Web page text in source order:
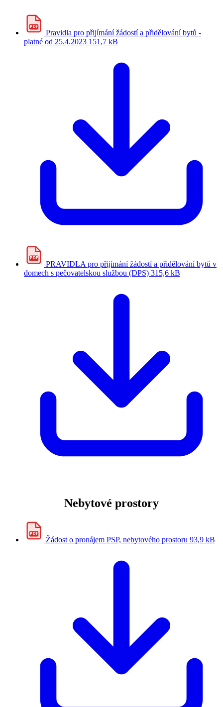
PDF
Pravidla pro přijímání žádostí a přidělování bytů -
platné od 25.4.2023 151,7 kB
PDF
PRAVIDLA pro přijímání žádostí a přidělování bytů v
domech s pečovatelskou službou (DPS) 315,6 kB
Nebytové prostory
PDF
Žádost o pronájem PSP, nebytového prostoru 93,9 kB